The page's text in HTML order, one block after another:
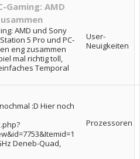
Gaming: AMD
AMD und Sony
5 Pro und PC-
eng zusammen
mal richtig toll,
Temporal
User-
Neuigkeiten
:D Hier noch
Deneb-Quad,
Prozessoren